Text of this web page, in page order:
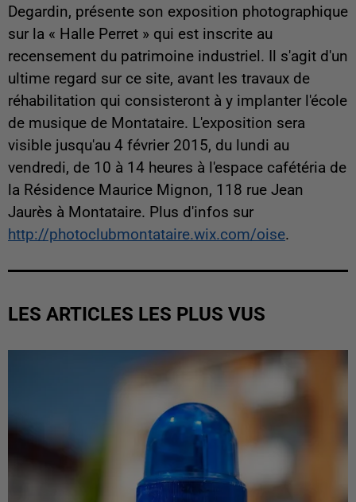
Degardin, présente son exposition photographique
sur la « Halle Perret » qui est inscrite au
recensement du patrimoine industriel. Il s'agit d'un
ultime regard sur ce site, avant les travaux de
réhabilitation qui consisteront à y implanter l'école
de musique de Montataire. L'exposition sera
visible jusqu'au 4 février 2015, du lundi au
vendredi, de 10 à 14 heures à l'espace cafétéria de
la Résidence Maurice Mignon, 118 rue Jean
Jaurès à Montataire. Plus d'infos sur
http://photoclubmontataire.wix.com/oise.
LES ARTICLES LES PLUS VUS